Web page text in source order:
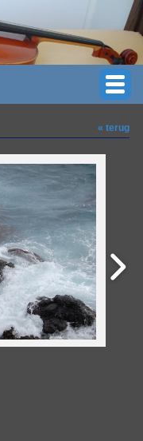
« terug